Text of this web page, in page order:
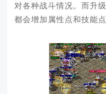
对各种战斗情况。而升
都会增加属性点和技能